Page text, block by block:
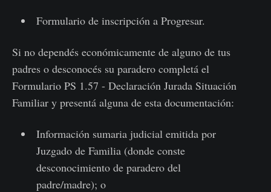
Formulario de inscripción a Progresar.
Si no dependés económicamente de alguno de tus
padres o desconocés su paradero completá el
Formulario PS 1.57 - Declaración Jurada Situación
Familiar y presentá alguna de esta documentación:
Información sumaria judicial emitida por
Juzgado de Familia (donde conste
desconocimiento de paradero del
padre/madre); o